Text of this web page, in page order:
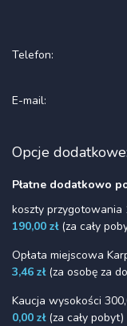
Telefon:
E-mail:
Opcje dodatkowe:
Płatne dodatkowo
koszty przygotowania
190,00 zł(za cały
Opłata miejscowa
3,46 zł(za osobę za
Kaucja wysokości
0,00 zł(za cały pobyt)